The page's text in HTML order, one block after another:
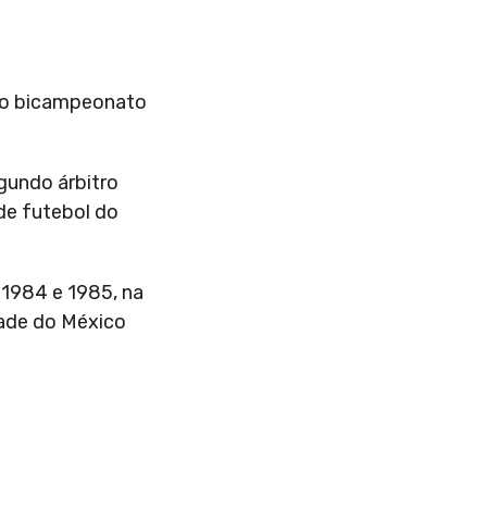
bicampeonato
árbitro
futebol do
e 1985, na
do México